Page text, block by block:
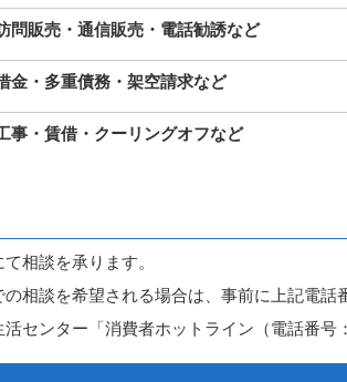
問販売・通信販売・電話勧誘など
金・多重債務・架空請求など
事・賃借・クーリングオフなど
相談を承ります。
相談を希望される場合は、事前に上記電話
センター「消費者ホットライン（電話番号